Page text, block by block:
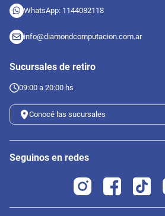
WhatsApp: 1144082118
info@diamondcomputacion.com.ar
Sucursales de retiro
09:00 a 20:00 hs
Conocé las sucursales
Seguinos en redes